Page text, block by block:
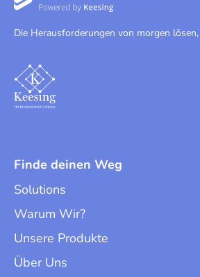
Die Herausforderungen von morgen
Finde deinen Weg
Solutions
Warum Wir?
Unsere Produkte
Über Uns